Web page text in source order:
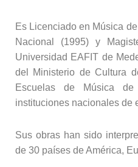
Es Licenciado en Música
Nacional (1995) y
Universidad EAFIT de
del Ministerio de Cultura
Escuelas de Música
instituciones nacionales de
Sus obras han sido
de 30 países de América,